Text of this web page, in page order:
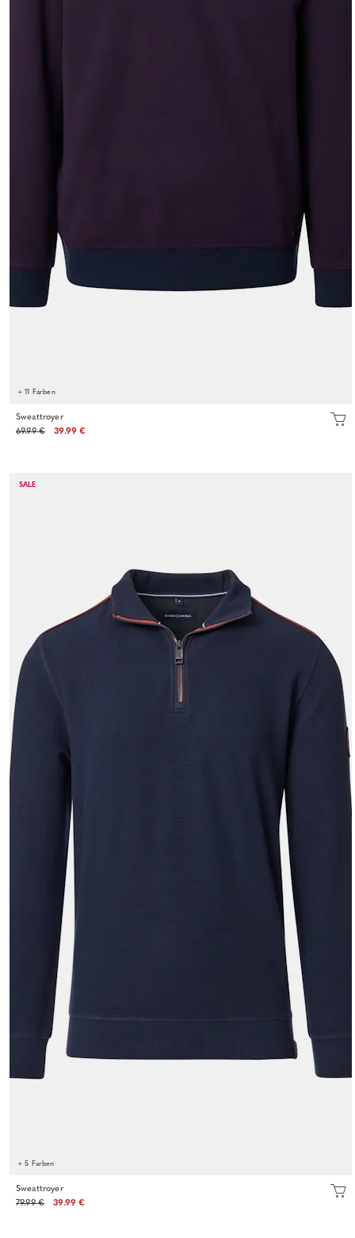
+ 11 Farben
Sweattroyer
69.99 €
39.99 €
SALE
+ 5 Farben
Sweattroyer
79.99 €
39.99 €